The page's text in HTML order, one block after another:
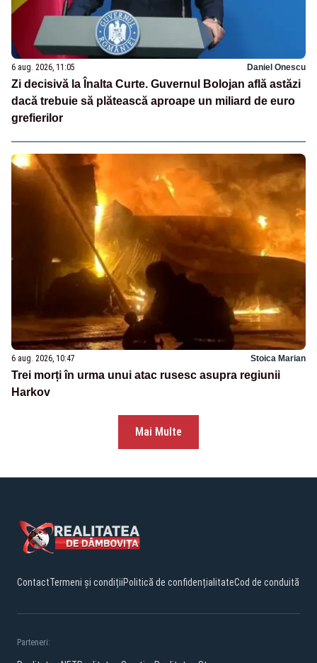
6 aug. 2026, 11:05 Daniel Onescu
Zi decisivă la Înalta Curte. Guvernul Bolojan află astăzi
dacă trebuie să plătească aproape un miliard de euro
grefierilor
6 aug. 2026, 10:47 Stoica Marian
Trei morți în urma unui atac rusesc asupra regiunii
Harkov
Mai Multe
ContactTermeni și condițiiPolitică de confidențialitateCod de conduită
Parteneri: